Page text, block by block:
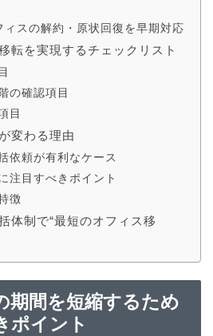
ィスの解約・原状回復を早期対応
転を実現するチェックリスト
の確認項目
目
変わる理由
依頼が有利なケース
注目すべきポイント
徴
体制で“最短のオフィス移
期間を短縮するため
ポイント